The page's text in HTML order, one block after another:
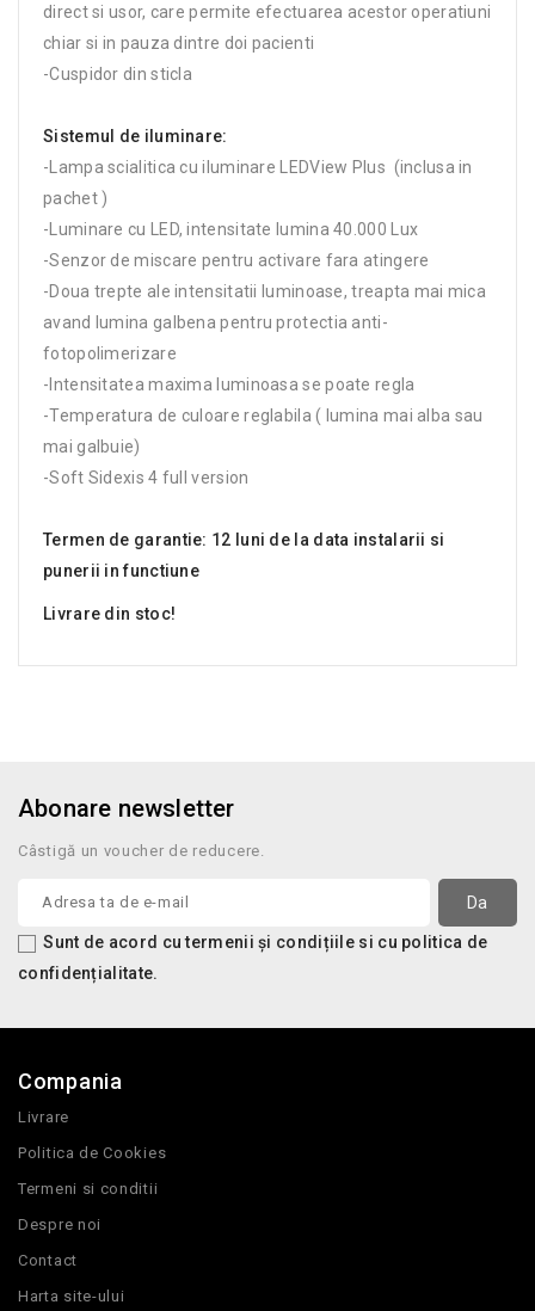
direct si usor, care permite efectuarea acestor operatiuni
chiar si in pauza dintre doi pacienti
-Cuspidor din sticla
Sistemul de iluminare:
-Lampa scialitica cu iluminare LEDView Plus (inclusa in
pachet )
-Luminare cu LED, intensitate lumina 40.000 Lux
-Senzor de miscare pentru activare fara atingere
-Doua trepte ale intensitatii luminoase, treapta mai mica
avand lumina galbena pentru protectia anti-
fotopolimerizare
-Intensitatea maxima luminoasa se poate regla
-Temperatura de culoare reglabila ( lumina mai alba sau
mai galbuie)
-Soft Sidexis 4 full version
Termen de garantie: 12 luni de la data instalarii si
punerii in functiune
Livrare din stoc!
Abonare newsletter
Câstigă un voucher de reducere.
Sunt de acord cu termenii și condițiile si cu politica de
confidențialitate.
Compania
Livrare
Politica de Cookies
Termeni si conditii
Despre noi
Contact
Harta site-ului